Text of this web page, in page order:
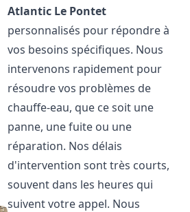
Atlantic Le Pontet
personnalisés pour répondre à
vos besoins spécifiques. Nous
intervenons rapidement pour
résoudre vos problèmes de
chauffe-eau, que ce soit une
panne, une fuite ou une
réparation. Nos délais
d'intervention sont très courts,
souvent dans les heures qui
suivent votre appel. Nous